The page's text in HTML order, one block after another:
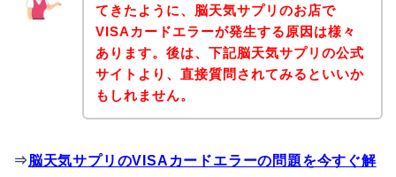
てきたように、脳天気サプリのお店で
VISAカードエラーが発生する原因は様々
あります。後は、下記脳天気サプリの公式
サイトより、直接質問されてみるといいか
もしれません。
⇒脳天気サプリのVISAカードエラーの問題を今すぐ解